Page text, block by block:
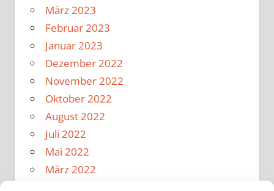
März 2023
Februar 2023
Januar 2023
Dezember 2022
November 2022
Oktober 2022
August 2022
Juli 2022
Mai 2022
März 2022